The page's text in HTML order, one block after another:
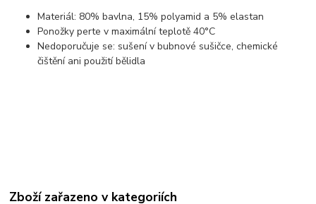
Materiál: 80% bavlna, 15% polyamid a 5% elastan
Ponožky perte v maximální teplotě 40°C
Nedoporučuje se: sušení v bubnové sušičce, chemické
čištění ani použití bělidla
Zboží zařazeno v kategoriích